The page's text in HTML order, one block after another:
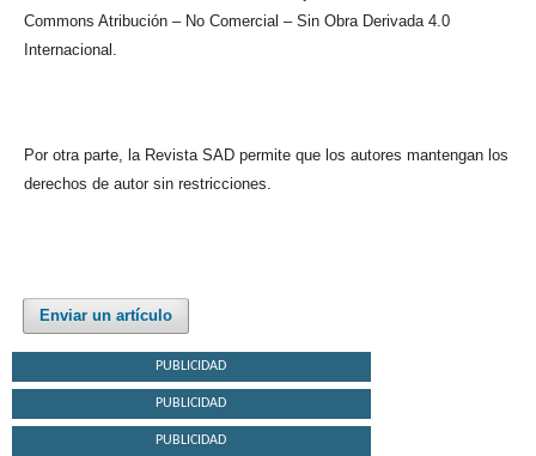
Commons Atribución – No Comercial – Sin Obra Derivada 4.0
Internacional.
Por otra parte, la Revista SAD permite que los autores mantengan los
derechos de autor sin restricciones.
Enviar un artículo
PUBLICIDAD
PUBLICIDAD
PUBLICIDAD